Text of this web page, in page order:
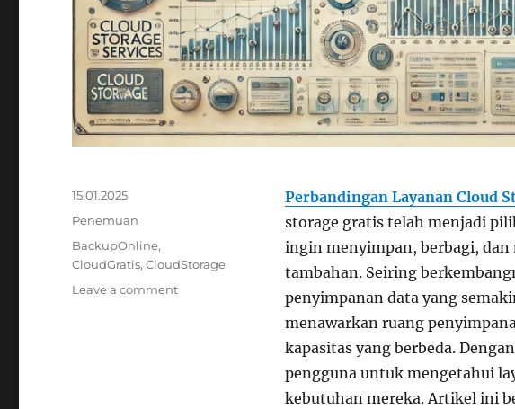
Perbandingan Layanan Cloud
storage gratis telah menjadi
ingin menyimpan, berbagi, dan
tambahan. Seiring
penyimpanan data yang
menawarkan ruang
kapasitas yang berbeda.
pengguna untuk mengetahui
kebutuhan mereka. Artikel ini
Posted
on
15.01.2025
Categories
Penemuan
Tags
BackupOnline,
CloudGratis,CloudStorage
Leave a commenton